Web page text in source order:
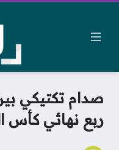
صدام تكتيكي
ربع نهائي كأس